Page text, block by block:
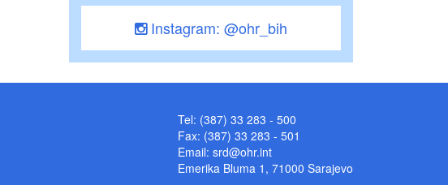
Instagram: @ohr_bih
Tel: (387) 33 283 - 500
Fax: (387) 33 283 - 501
Email: srd@ohr.int
Emerika Bluma 1, 71000 Sarajevo